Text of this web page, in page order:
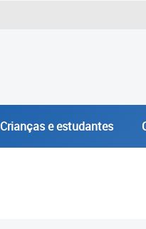
Crianças e estudantes